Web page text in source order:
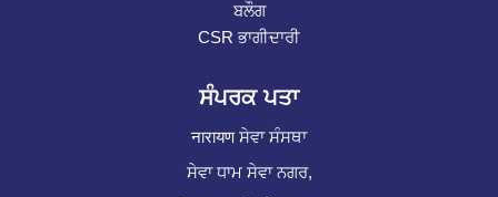
ਬਲੌਗ
CSR ਭਾਗੀਦਾਰੀ
ਸੰਪਰਕ ਪਤਾ
नारायण ਸੇਵਾ ਸੰਸਥਾ
ਸੇਵਾ ਧਾਮ ਸੇਵਾ ਨਗਰ,